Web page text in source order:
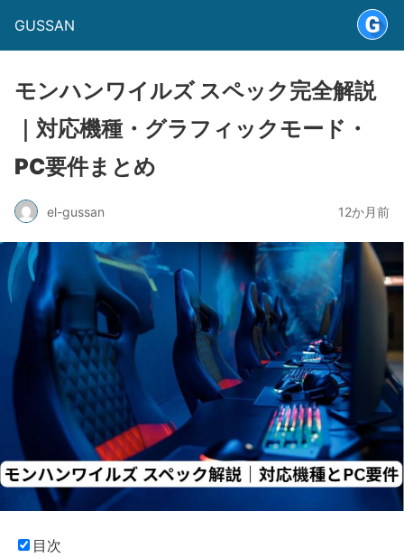
GUSSAN
モンハンワイルズ スペック完全解説
｜対応機種・グラフィックモード・
PC要件まとめ
el-gussan 12か月前
目次